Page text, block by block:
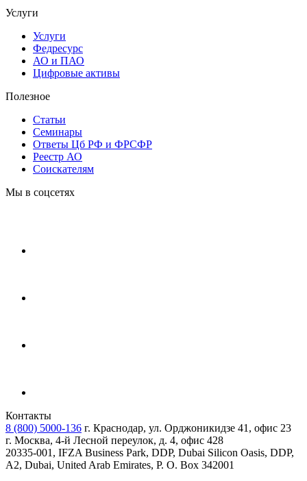
Услуги
Услуги
Федресурс
АО и ПАО
Цифровые активы
Полезное
Статьи
Cеминары
Ответы Цб РФ и ФРСФР
Реестр АО
Соискателям
Мы в соцсетях
Контакты
8 (800) 5000-136 г. Краснодар, ул. Орджоникидзе 41, офис 23
г. Москва, 4-й Лесной переулок, д. 4, офис 428
20335-001, IFZA Business Park, DDP, Dubai Silicon Oasis, DDP,
A2, Dubai, United Arab Emirates, P. O. Box 342001